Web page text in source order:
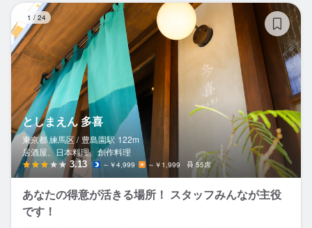
1 / 24
としまえん 多喜
東京都 練馬区 / 豊島園駅 122m
居酒屋、日本料理、創作料理
3.13 ～￥4,999 ～￥1,999 55席
あなたの得意が活きる場所！ スタッフみんなが主役
です！